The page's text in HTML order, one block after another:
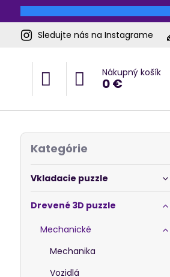
Sledujte nás na Instagrame
Nákupný košík
0 €
Kategórie
Vkladacie puzzle
Drevené 3D puzzle
Mechanické
Mechanika
Vozidlá